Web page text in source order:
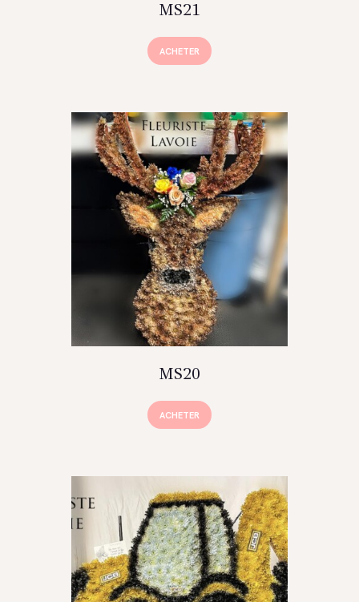
MS21
ACHETER
MS20
ACHETER